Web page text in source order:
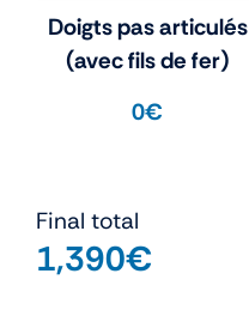
Doigts pas articulés
(avec fils de fer)
0€
Final total
1,390€